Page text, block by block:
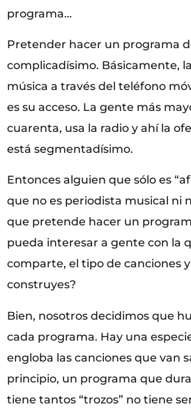
programa…
Pretender hacer un programa
complicadísimo. Básicamente,
música a través del teléfono
es su acceso. La gente más
cuarenta, usa la radio y ahí la
está segmentadísimo.
Entonces alguien que sólo es
que no es periodista musical ni
que pretende hacer un
pueda interesar a gente con la
comparte, el tipo de canciones
construyes?
Bien, nosotros decidimos que
cada programa. Hay una
engloba las canciones que van
principio, un programa que
tiene tantos “trozos” no tiene